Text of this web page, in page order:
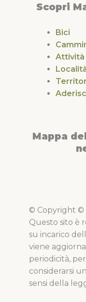
Scopri
Bici
Attività
Mappa
© Copyright ©
Questo sito è
su incarico
viene
periodicità,
considerarsi
sensi della